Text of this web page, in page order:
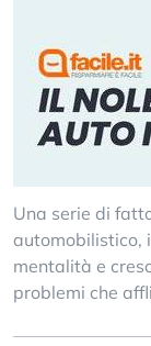
Una serie di
automobilistico,
mentalità e
problemi che